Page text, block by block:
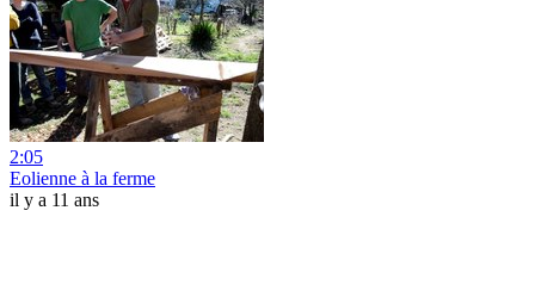
2:05
Eolienne à la ferme
il y a 11 ans